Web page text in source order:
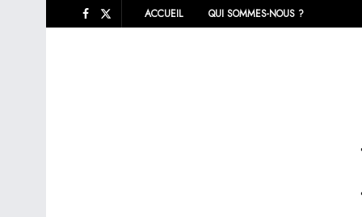
ACCUEIL QUI SOMMES-NOUS ?